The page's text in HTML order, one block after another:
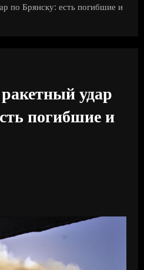
по Брянску: есть погибшие и
удар
погибшие и